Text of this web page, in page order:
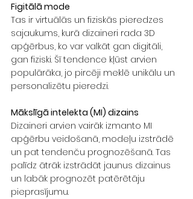
Figitālā mode
Tas ir virtuālās un fiziskās pieredzes
sajaukums, kurā dizaineri rada 3D
apģērbus, ko var valkāt gan digitāli,
gan fiziski. Šī tendence kļūst arvien
populārāka, jo pircēji meklē unikālu un
personalizētu pieredzi.
Mākslīgā intelekta (MI) dizains
Dizaineri arvien vairāk izmanto MI
apģērbu veidošanā, modeļu izstrādē
un pat tendenču prognozēšanā. Tas
palīdz ātrāk izstrādāt jaunus dizainus
un labāk prognozēt patērētāju
pieprasījumu.